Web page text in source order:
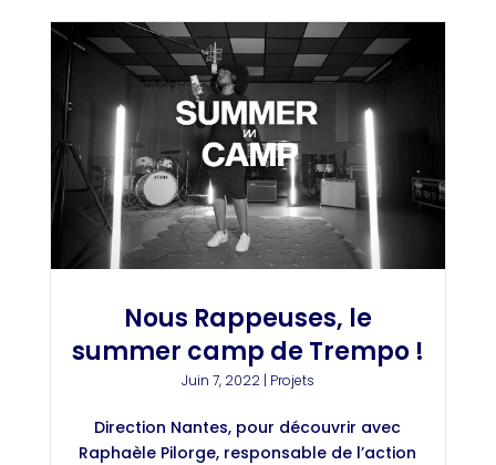
Nous Rappeuses, le
summer camp de Trempo !
Juin 7, 2022| Projets
Direction Nantes, pour découvrir avec
Raphaèle Pilorge, responsable de l’action